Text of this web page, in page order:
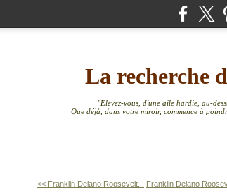
La recherche
"Elevez-vous, d'une aile hardie, au-
Que déjà, dans votre miroir, commence à
<< Franklin Delano Roosevelt... Franklin Delano